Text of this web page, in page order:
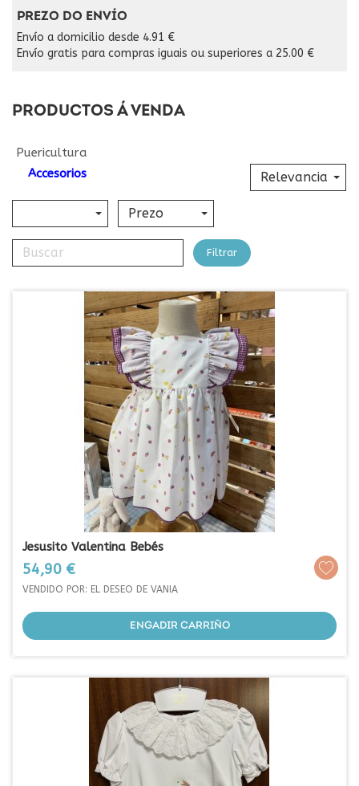
PREZO DO ENVÍO
Envío a domicilio desde 4.91 €
Envío gratis para compras iguais ou superiores a 25.00 €
PRODUCTOS Á VENDA
Puericultura
Accesorios
Prezo
Relevancia
Filtrar
Jesusito Valentina Bebés
Prezo
54,90 €
VENDIDO POR: EL DESEO DE VANIA
ENGADIR CARRIÑO